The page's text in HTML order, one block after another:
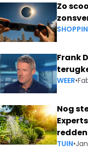
Zo
Frank
WEER•
Nog
redden
TUIN•